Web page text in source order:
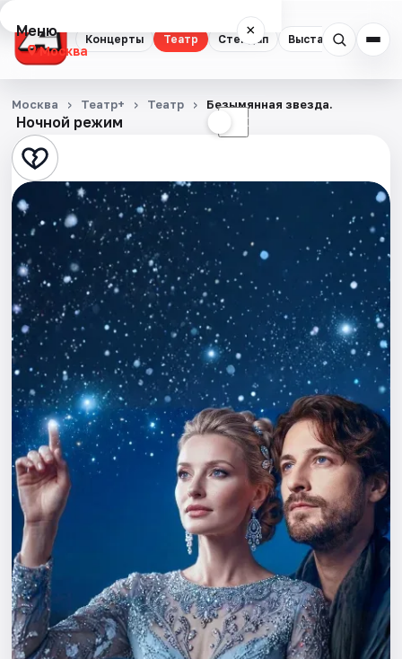
Концерты Театр Стендап Выставки
Меню ×
Москва
Концерты
Театр
Стендап
Выставки
Квесты
Экскурсии
Спорт
События
Города
Площадки
Артисты
Рейтинги
Ночной режим ☾
Москва Театр+ Театр Безымянная звезда.